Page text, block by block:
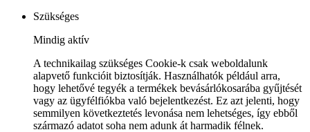
Szükséges
Mindig aktív
A technikailag szükséges Cookie-k csak weboldalunk
alapvető funkcióit biztosítják. Használhatók például arra,
hogy lehetővé tegyék a termékek bevásárlókosarába gyűjtését
vagy az ügyfélfiókba való bejelentkezést. Ez azt jelenti, hogy
semmilyen következtetés levonása nem lehetséges, így ebből
származó adatot soha nem adunk át harmadik félnek.